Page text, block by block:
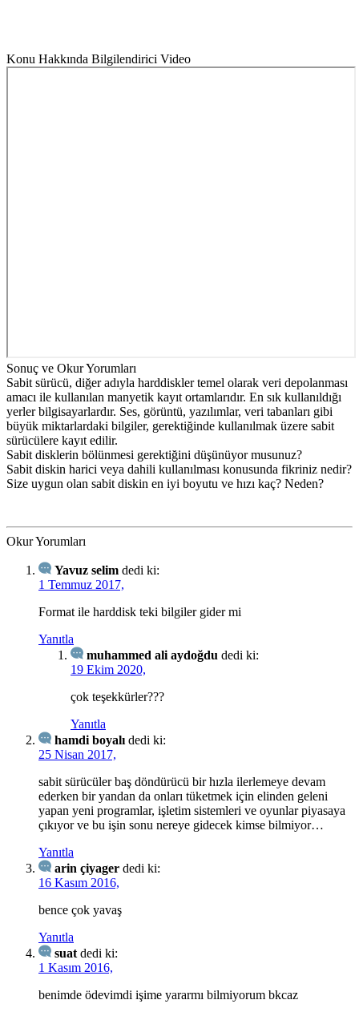
Konu Hakkında Bilgilendirici Video
Sonuç ve Okur Yorumları
Sabit sürücü, diğer adıyla harddiskler temel olarak veri depolanması
amacı ile kullanılan manyetik kayıt ortamlarıdır. En sık kullanıldığı
yerler bilgisayarlardır. Ses, görüntü, yazılımlar, veri tabanları gibi
büyük miktarlardaki bilgiler, gerektiğinde kullanılmak üzere sabit
sürücülere kayıt edilir.
Sabit disklerin bölünmesi gerektiğini düşünüyor musunuz?
Sabit diskin harici veya dahili kullanılması konusunda fikriniz nedir?
Size uygun olan sabit diskin en iyi boyutu ve hızı kaç? Neden?
Okur Yorumları
Yavuz selim dedi ki:
1 Temmuz 2017,
Format ile harddisk teki bilgiler gider mi
Yanıtla
muhammed ali aydoğdu dedi ki:
19 Ekim 2020,
çok teşekkürler???
Yanıtla
hamdi boyalı dedi ki:
25 Nisan 2017,
sabit sürücüler baş döndürücü bir hızla ilerlemeye devam
ederken bir yandan da onları tüketmek için elinden geleni
yapan yeni programlar, işletim sistemleri ve oyunlar piyasaya
çıkıyor ve bu işin sonu nereye gidecek kimse bilmiyor…
Yanıtla
arin çiyager dedi ki:
16 Kasım 2016,
bence çok yavaş
Yanıtla
suat dedi ki:
1 Kasım 2016,
benimde ödevimdi işime yararmı bilmiyorum bkcaz